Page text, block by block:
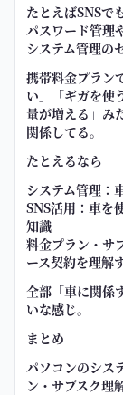
たとえばSNSで
パスワード管理
システム管理の
携帯料金プラン
い」「ギガを使
量が増える」み
関係してる。
たとえるなら
システム管理：
SNS活用：車を
知識
料金プラン・サ
ース契約を理解
全部「車に関係
いな感じ。
まとめ
パソコンのシス
ン・サブスク理